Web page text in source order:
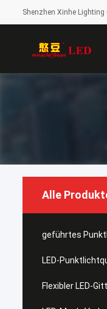
Shenzhen Xinhe
Alle
geführtes
LED-
Flexibler LED-